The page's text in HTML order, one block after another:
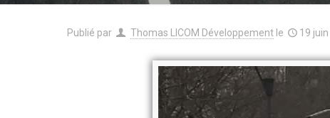
Publié par Thomas LICOM Développement le 19